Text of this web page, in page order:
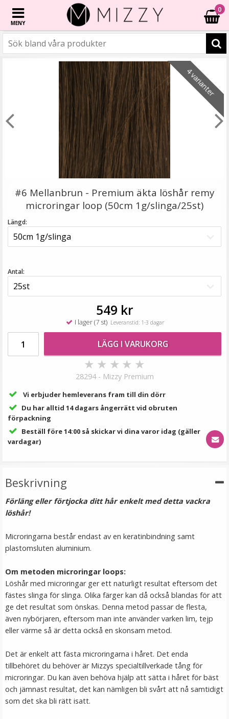
MENY
0
Platt tång för isättning av microringar - Svart
Mizzy Tangler brush - Blå
★★★★★
99 kr
LÄGG I VARUKORG
6 varianter
3 varianter
6 varianter
6 varianter
4 varianter
#6 Mellanbrun - Premium äkta löshår remy
microringar loop (50cm 1g/slinga/25st)
Längd:
Antal:
549 kr
I lager (7 st) Leveranstid: 1-3 dagar
LÄGG I VARUKORG
★ ★ ★ ★ ★
28294 - Mizzy Premium
Vi erbjuder hemleverans fram till din dörr
Du har alltid 14 dagars ångerrätt vid obruten
förpackning
Beställ före 14:00 så skickar vi dina varor idag (gäller
vardagar)
Beskrivning
Förläng eller förtjocka ditt hår enkelt med detta vackra
löshår!
Microringarna består endast av en keratinbindning samt
plastomsluten aluminium.
Om metoden microringar loops:
Löshår med microringar ger ett naturligt resultat eftersom det
fästes slinga för slinga. Olika färger kan då också blandas för att
ge det resultat som önskas. Denna metod passar de flesta,
även nybörjaren, eftersom man inte använder varken lim, tejp
eller värme så är detta också en skonsam metod.
Det är enkelt att fästa microringarna i håret. Det enda
tillbehöret du behöver är Mizzys specialtillverkade tång för
microringar. Du kan även behöva hjälp att sätta i håret för bäst
och jämnast resultat, det kan nämligen bli svårt att nå samtidigt
som det ska bli rätt isatt.